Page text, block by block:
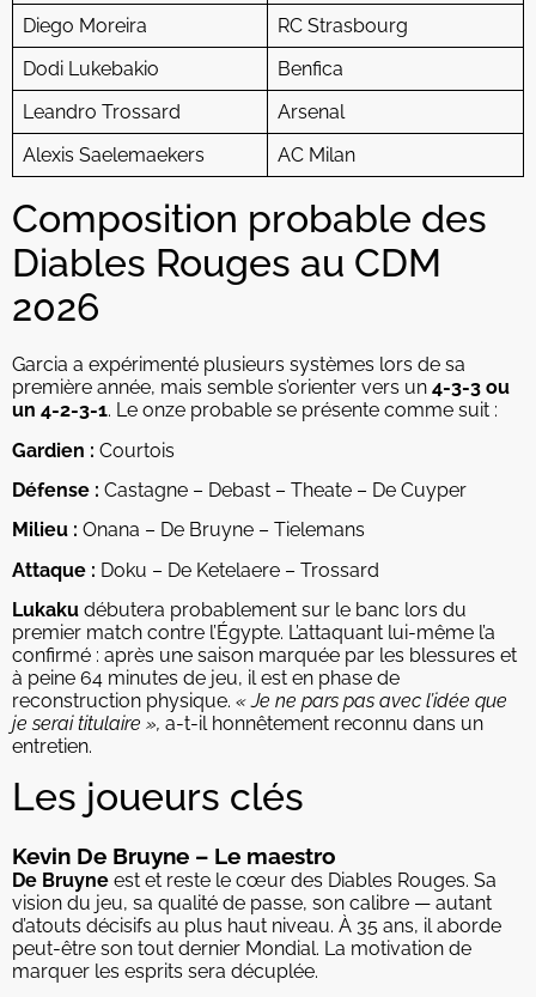
Diego Moreira
RC Strasbourg
Dodi Lukebakio
Benfica
Leandro Trossard
Arsenal
Alexis Saelemaekers
AC Milan
Composition probable des
Diables Rouges au CDM
2026
Garcia a expérimenté plusieurs systèmes lors de sa
première année, mais semble s’orienter vers un 4-3-3 ou
un 4-2-3-1. Le onze probable se présente comme suit :
Gardien : Courtois
Défense : Castagne – Debast – Theate – De Cuyper
Milieu : Onana – De Bruyne – Tielemans
Attaque : Doku – De Ketelaere – Trossard
Lukaku débutera probablement sur le banc lors du
premier match contre l’Égypte. L’attaquant lui-même l’a
confirmé : après une saison marquée par les blessures et
à peine 64 minutes de jeu, il est en phase de
reconstruction physique. « Je ne pars pas avec l’idée que
je serai titulaire », a-t-il honnêtement reconnu dans un
entretien.
Les joueurs clés
Kevin De Bruyne – Le maestro
De Bruyne est et reste le cœur des Diables Rouges. Sa
vision du jeu, sa qualité de passe, son calibre — autant
d’atouts décisifs au plus haut niveau. À 35 ans, il aborde
peut-être son tout dernier Mondial. La motivation de
marquer les esprits sera décuplée.